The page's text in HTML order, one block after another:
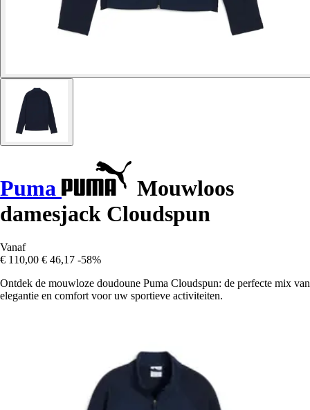
Puma
Mouwloos
damesjack Cloudspun
Vanaf
€ 110,00 € 46,17 -58%
Ontdek de mouwloze doudoune Puma Cloudspun: de perfecte mix van
elegantie en comfort voor uw sportieve activiteiten.